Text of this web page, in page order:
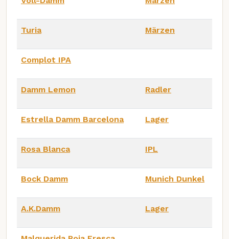
Turia Märzen
Complot IPA
Damm Lemon Radler
Estrella Damm Barcelona Lager
Rosa Blanca IPL
Bock Damm Munich Dunkel
A.K.Damm Lager